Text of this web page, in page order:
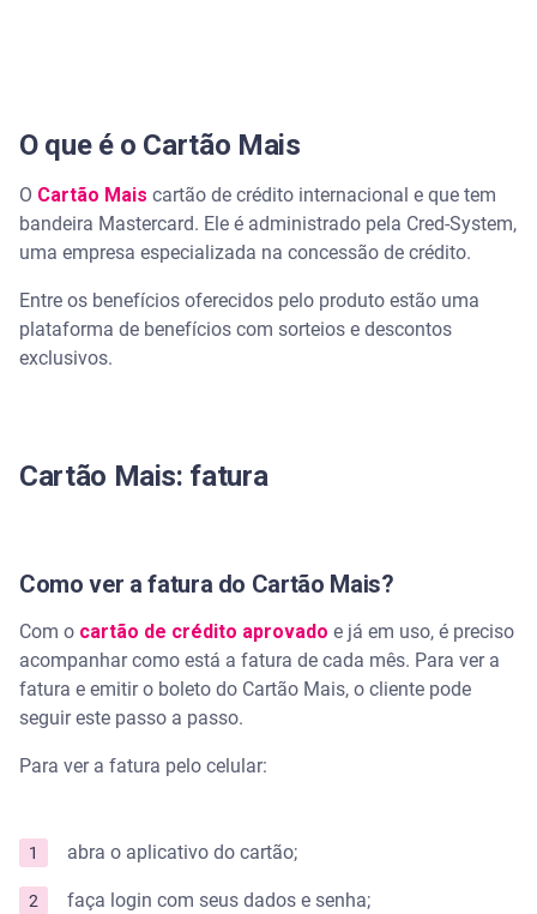
O que é o Cartão Mais
O Cartão Mais cartão de crédito internacional e que tem
bandeira Mastercard. Ele é administrado pela Cred-System,
uma empresa especializada na concessão de crédito.
Entre os benefícios oferecidos pelo produto estão uma
plataforma de benefícios com sorteios e descontos
exclusivos.
Cartão Mais: fatura
Como ver a fatura do Cartão Mais?
Com o cartão de crédito aprovado e já em uso, é preciso
acompanhar como está a fatura de cada mês. Para ver a
fatura e emitir o boleto do Cartão Mais, o cliente pode
seguir este passo a passo.
Para ver a fatura pelo celular:
abra o aplicativo do cartão;
faça login com seus dados e senha;